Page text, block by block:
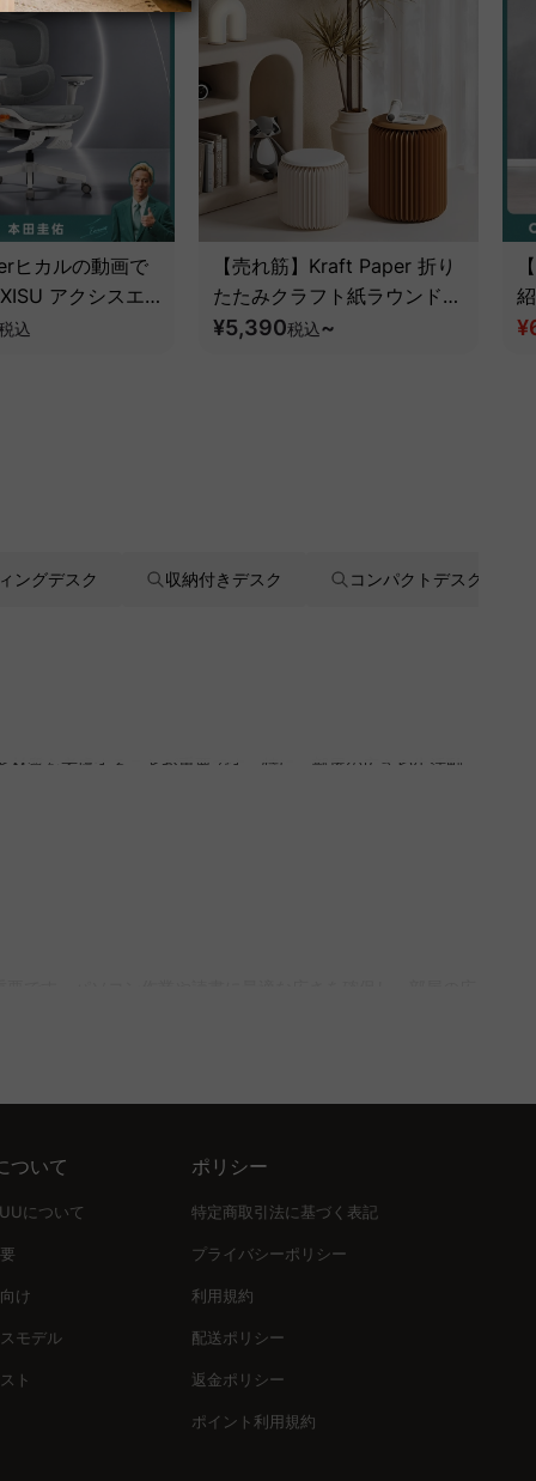
ヒカルの動画で
アクシスエ
フィスチェア｜
込
【売れ筋】Kraft Paper 折り
たたみクラフト紙ラウンドス
ツール
¥5,390税込~
ングデスク 収納付きデスク コンパクトデスク
質を考慮することが重要です。特に、部屋の広さや生活動
選びをサポートします。
具との調和を考慮して選びましょう。CAGUUUでは、北欧
ことが大切です。CAGUUUでは、直接ECモデルにより高品
で、長く愛用できる一品を選ぶことができます。また、木材
」を活用して、理想のインテリアを形にする第一歩を踏み
ついて
について
け
モデル
ト
ポリシー
特定商取引法に基づく表記
プライバシーポリシー
利用規約
配送ポリシー
返金ポリシー
ポイント利用規約